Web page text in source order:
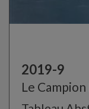
2019-9
Le Campion